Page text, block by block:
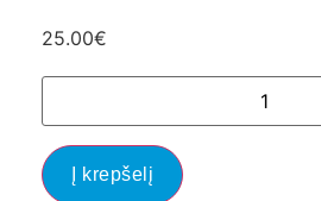
25.00€
Į krepšelį